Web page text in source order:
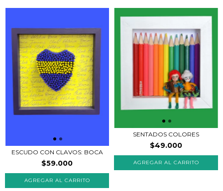
ESCUDO CON CLAVOS: BOCA
$59.000
SENTADOS COLORES
$49.000
AGREGAR AL CARRITO